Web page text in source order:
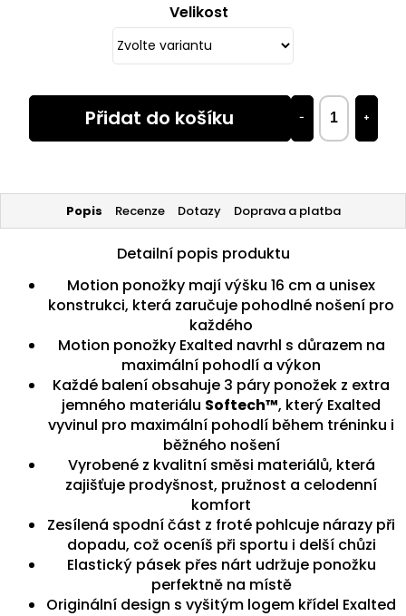
Velikost
+
−
Přidat do košíku
Popis Recenze Dotazy Doprava a platba
Detailní popis produktu
Motion ponožky mají výšku 16 cm a unisex
konstrukci, která zaručuje pohodlné nošení pro
každého
Motion ponožky Exalted navrhl s důrazem na
maximální pohodlí a výkon
Každé balení obsahuje 3 páry ponožek z extra
jemného materiálu Softech™, který Exalted
vyvinul pro maximální pohodlí během tréninku i
běžného nošení
Vyrobené z kvalitní směsi materiálů, která
zajišťuje prodyšnost, pružnost a celodenní
komfort
Zesílená spodní část z froté pohlcuje nárazy při
dopadu, což oceníš při sportu i delší chůzi
Elastický pásek přes nárt udržuje ponožku
perfektně na místě
Originální design s vyšitým logem křídel Exalted